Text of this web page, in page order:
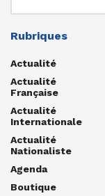
Rubriques
Actualité
Actualité
Française
Actualité
Internationale
Actualité
Nationaliste
Agenda
Boutique